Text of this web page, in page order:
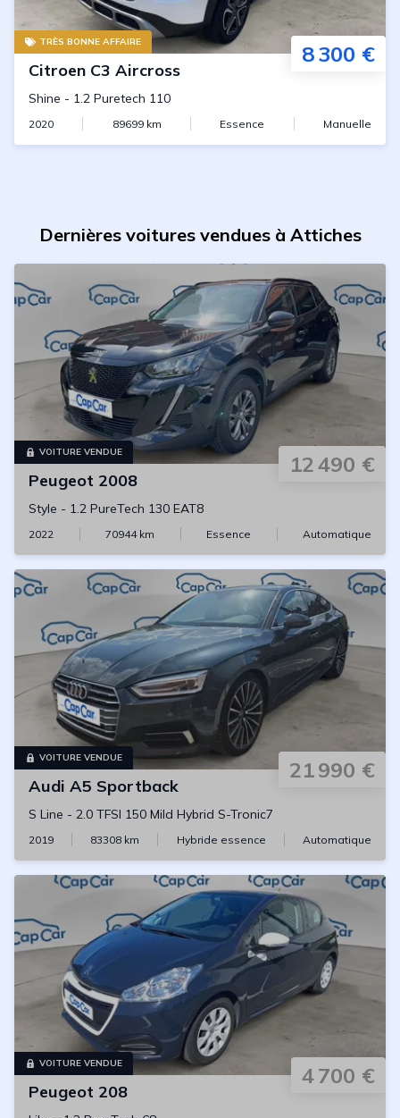
TRÈS BONNE AFFAIRE 8 300 €
Citroen C3 Aircross
Shine - 1.2 Puretech 110
2020 89699km Essence Manuelle
Dernières voitures vendues à Attiches
VOITURE VENDUE 12 490 €
Peugeot 2008
Style - 1.2 PureTech 130 EAT8
2022 70944km Essence Automatique
VOITURE VENDUE 21 990 €
Audi A5 Sportback
S Line - 2.0 TFSI 150 Mild Hybrid S-Tronic7
2019 83308 km Hybride essence Automatique
VOITURE VENDUE 4 700 €
Peugeot 208